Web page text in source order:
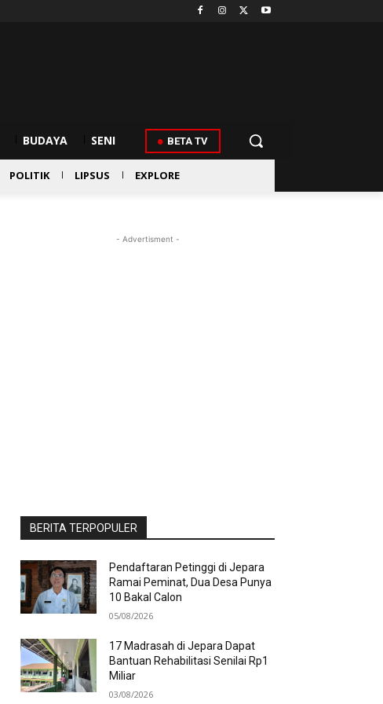
BUDAYA SENI BETA TV
POLITIK LIPSUS EXPLORE
- Advertisment -
BERITA TERPOPULER
Pendaftaran Petinggi di Jepara
Ramai Peminat, Dua Desa Punya
10 Bakal Calon
05/08/2026
17 Madrasah di Jepara Dapat
Bantuan Rehabilitasi Senilai Rp1
Miliar
03/08/2026